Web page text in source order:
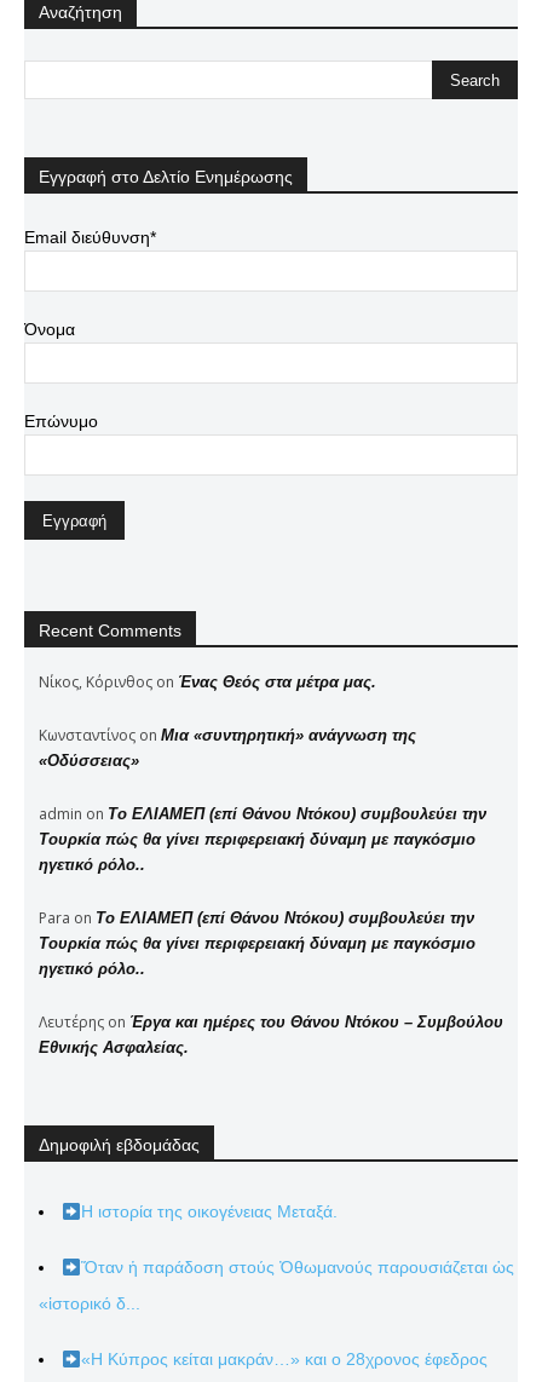
Αναζήτηση
Εγγραφή στο Δελτίο Ενημέρωσης
Email διεύθυνση*
Όνομα
Επώνυμο
Recent Comments
Νίκος, Κόρινθος on Ένας Θεός στα μέτρα μας.
Κωνσταντίνος on Μια «συντηρητική» ανάγνωση της
«Οδύσσειας»
admin on Το ΕΛΙΑΜΕΠ (επί Θάνου Ντόκου) συμβουλεύει την
Τουρκία πώς θα γίνει περιφερειακή δύναμη με παγκόσμιο
ηγετικό ρόλο..
Para on Το ΕΛΙΑΜΕΠ (επί Θάνου Ντόκου) συμβουλεύει την
Τουρκία πώς θα γίνει περιφερειακή δύναμη με παγκόσμιο
ηγετικό ρόλο..
Λευτέρης on Έργα και ημέρες του Θάνου Ντόκου – Συμβούλου
Εθνικής Ασφαλείας.
Δημοφιλή εβδομάδας
Η ιστορία της οικογένειας Μεταξά.
Ὅταν ἡ παράδοση στούς Ὀθωμανούς παρουσιάζεται ὡς
«ἱστορικό δ...
«Η Κύπρος κείται μακράν…» και ο 28χρονος έφεδρος